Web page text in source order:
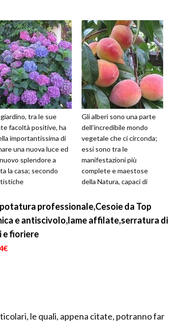
tra le sue
facoltà positive, ha
importantissima di
una nuova luce ed
splendore a
la casa; secondo
di giardi...
Gli alberi sono una parte
dell’incredibile mondo
vegetale che ci circonda;
essi sono tra le
manifestazioni più
complete e maestose
della Natura, capaci di
nostri moderni gra...
professionale,Cesoie da Top
e antiscivolo,lame affilate,serratura di
e fioriere
le quali, appena citate, potranno far